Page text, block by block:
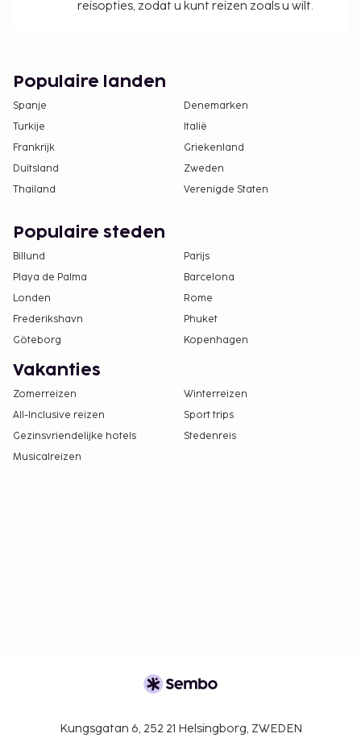
reisopties, zodat u kunt reizen zoals u wilt.
Populaire landen
Spanje
Denemarken
Turkije
Italië
Frankrijk
Griekenland
Duitsland
Zweden
Thailand
Verenigde Staten
Populaire steden
Billund
Parijs
Playa de Palma
Barcelona
Londen
Rome
Frederikshavn
Phuket
Göteborg
Kopenhagen
Vakanties
Zomerreizen
Winterreizen
All-Inclusive reizen
Sport trips
Gezinsvriendelijke hotels
Stedenreis
Musicalreizen
Kungsgatan 6, 252 21 Helsingborg, ZWEDEN